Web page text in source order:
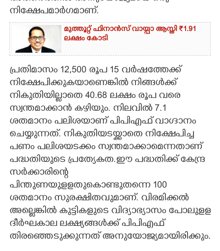
നിക്ഷേപമാർഗമാണ്.
മുത്തൂറ്റ് ഫിനാൻസ് വായ്പാ ആസ്തി ₹1.91
ലക്ഷം കോടി
പ്രതിമാസം 12,500 രൂപ 15 വർഷത്തേക്ക്
നിക്ഷേപിക്കുകയാണെങ്കിൽ നിങ്ങൾക്ക്
നികുതിയില്ലാതെ 40.68 ലക്ഷം രൂപ വരെ
സ്വന്തമാക്കാൻ കഴിയും. നിലവിൽ 7.1
ശതമാനം പലിശയാണ് പിപിഎഫ് വാഗ്ദാനം
ചെയ്യുന്നത്. നികുതിയടയ്ക്കാതെ നിക്ഷേപിച്ച
പണം പലിശയടക്കം സ്വന്തമാക്കാമെന്നതാണ്
പദ്ധതിയുടെ പ്രത്യേകത.ഈ പദ്ധതിക്ക് കേന്ദ്ര
സർക്കാരിന്റെ
പിന്തുണയുളളതുകൊണ്ടുതന്നെ 100
ശതമാനം സുരക്ഷിതവുമാണ്. വിരമിക്കൽ
അല്ലെങ്കിൽ കുട്ടികളുടെ വിദ്യാഭ്യാസം പോലുളള
ദീർഘകാല ലക്ഷ്യങ്ങൾക്ക് പിപിഎഫ്
തിരഞ്ഞെടുക്കുന്നത് അനുയോജ്യമായിരിക്കും.